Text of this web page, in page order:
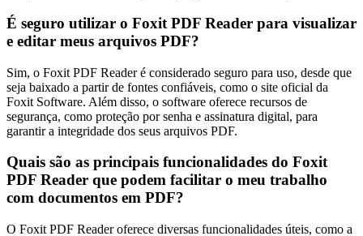
É seguro utilizar o Foxit PDF Reader para visualizar
e editar meus arquivos PDF?
Sim, o Foxit PDF Reader é considerado seguro para uso, desde que
seja baixado a partir de fontes confiáveis, como o site oficial da
Foxit Software. Além disso, o software oferece recursos de
segurança, como proteção por senha e assinatura digital, para
garantir a integridade dos seus arquivos PDF.
Quais são as principais funcionalidades do Foxit
PDF Reader que podem facilitar o meu trabalho
com documentos em PDF?
O Foxit PDF Reader oferece diversas funcionalidades úteis, como a